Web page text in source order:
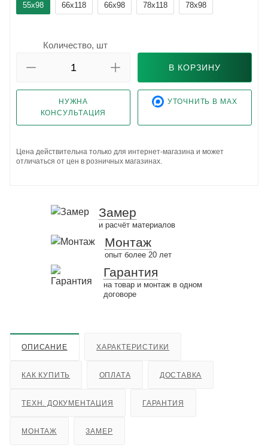
55x98 66x118 66x98 78x118 78x98
Количество, шт
В КОРЗИНУ
НУЖНА
КОНСУЛЬТАЦИЯ
УТОЧНИТЬ В MAX
Цена действительна только для интернет-магазина и может
отличаться от цен в розничных магазинах.
Замер
и расчёт материалов
Монтаж
опыт более 20 лет
Гарантия
на товар и монтаж в одном
договоре
ОПИСАНИЕ ХАРАКТЕРИСТИКИ
КАК КУПИТЬ ОПЛАТА ДОСТАВКА
ТЕХН. ДОКУМЕНТАЦИЯ ГАРАНТИЯ
МОНТАЖ ЗАМЕР